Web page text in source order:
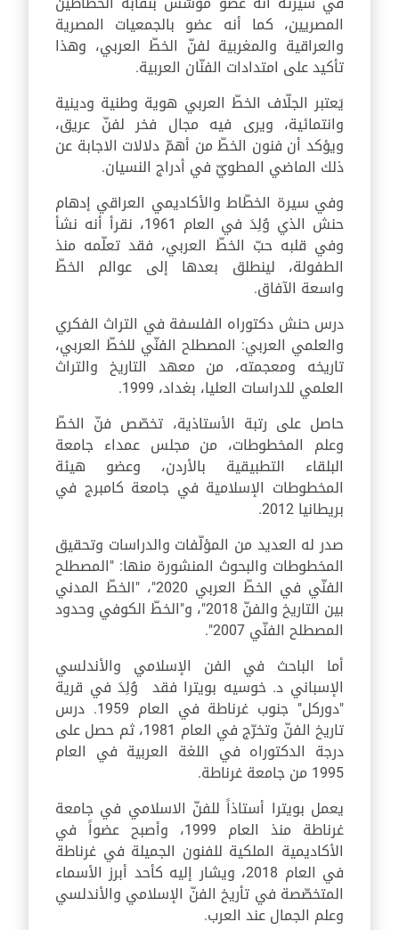
المصريين، كما أنه عضو بالجمعيات المصرية
والعراقية والمغربية لفنّ الخطّ العربي، وهذا
تأكيد على امتدادات الفنّان العربية.
يَعتبر الجلّاف الخطّ العربي هوية وطنية ودينية
وانتمائية، ويرى فيه مجال فخر لفنّ عريق،
ويؤكد أن فنون الخطّ من أهمّ دلالات الاجابة عن
ذلك الماضي المطويّ في أدراج النسيان.
وفي سيرة الخطّاط والأكاديمي العراقي إدهام
حنش الذي وُلِدَ في العام 1961، نقرأ أنه نشأ
وفي قلبه حبّ الخطّ العربي، فقد تعلّمه منذ
الطفولة، لينطلق بعدها إلى عوالم الخطّ
واسعة الآفاق.
درس حنش دكتوراه الفلسفة في التراث الفكري
والعلمي العربي: المصطلح الفنّي للخطّ العربي،
تاريخه ومعجمته، من معهد التاريخ والتراث
العلمي للدراسات العليا، بغداد، 1999.
حاصل على رتبة الأستاذية، تخصّص فنّ الخطّ
وعلم المخطوطات، من مجلس عمداء جامعة
البلقاء التطبيقية بالأردن، وعضو هيئة
المخطوطات الإسلامية في جامعة كامبرج في
بريطانيا 2012.
صدر له العديد من المؤلّفات والدراسات وتحقيق
المخطوطات والبحوث المنشورة منها: "المصطلح
الفنّي في الخطّ العربي 2020"، "الخطّ المدني
بين التاريخ والفنّ 2018"، و"الخطّ الكوفي وحدود
المصطلح الفنّي 2007".
أما الباحث في الفن الإسلامي والأندلسي
الإسباني د. خوسيه بويترا فقد وُلِدَ في قرية
"دوركل" جنوب غرناطة في العام 1959. درس
تاريخ الفنّ وتخرّج في العام 1981، ثم حصل على
درجة الدكتوراه في اللغة العربية في العام
1995 من جامعة غرناطة.
يعمل بويترا أستاذاً للفنّ الاسلامي في جامعة
غرناطة منذ العام 1999، وأصبح عضواً في
الأكاديمية الملكية للفنون الجميلة في غرناطة
في العام 2018، ويشار إليه كأحد أبرز الأسماء
المتخصّصة في تأريخ الفنّ الإسلامي والأندلسي
وعلم الجمال عند العرب.